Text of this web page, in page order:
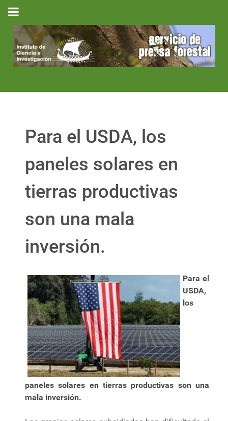
Para el USDA, los
paneles solares en
tierras productivas
son una mala
inversión.
Para el
USDA,
los
paneles solares en tierras productivas son una
mala inversión.